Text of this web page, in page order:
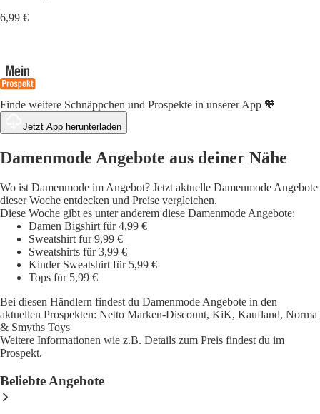
6,99 €
Finde weitere Schnäppchen und Prospekte in unserer App 🧡
Jetzt App herunterladen
Damenmode Angebote aus deiner Nähe
Wo ist Damenmode im Angebot? Jetzt aktuelle Damenmode Angebote
dieser Woche entdecken und Preise vergleichen.
Diese Woche gibt es unter anderem diese Damenmode Angebote:
Damen Bigshirt für 4,99 €
Sweatshirt für 9,99 €
Sweatshirts für 3,99 €
Kinder Sweatshirt für 5,99 €
Tops für 5,99 €
Bei diesen Händlern findest du Damenmode Angebote in den
aktuellen Prospekten: Netto Marken-Discount, KiK, Kaufland, Norma
& Smyths Toys
Weitere Informationen wie z.B. Details zum Preis findest du im
Prospekt.
Beliebte Angebote